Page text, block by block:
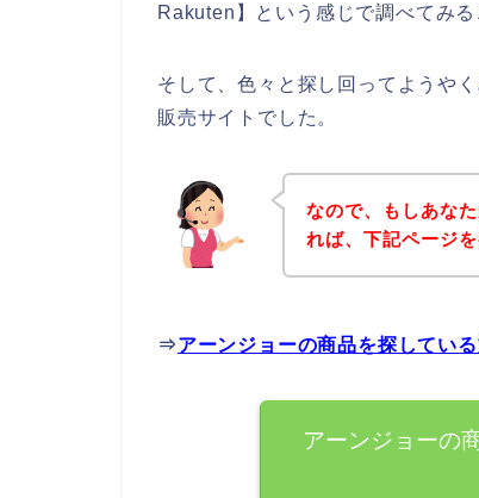
Rakuten】という感じで調べてみる
そして、色々と探し回ってようや
販売サイトでした。
なので、もしあな
れば、下記ページ
⇒アーンジョーの商品を探してい
アーンジョーの